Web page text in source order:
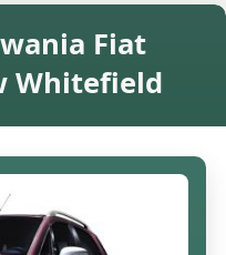
Fiat
Whitefield